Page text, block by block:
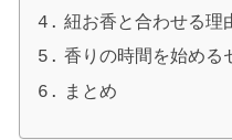
紐お香と合わせる理
香りの時間を始める
まとめ